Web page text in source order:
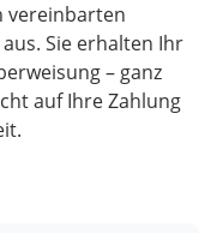
vereinbarten
Sie erhalten Ihr
– ganz
auf Ihre Zahlung